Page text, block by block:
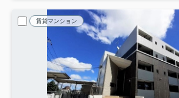
賃貸マンション